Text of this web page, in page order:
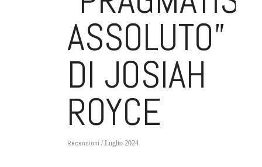
ASSOLUTO”
DI JOSIAH
ROYCE
Recensioni / Luglio 2024